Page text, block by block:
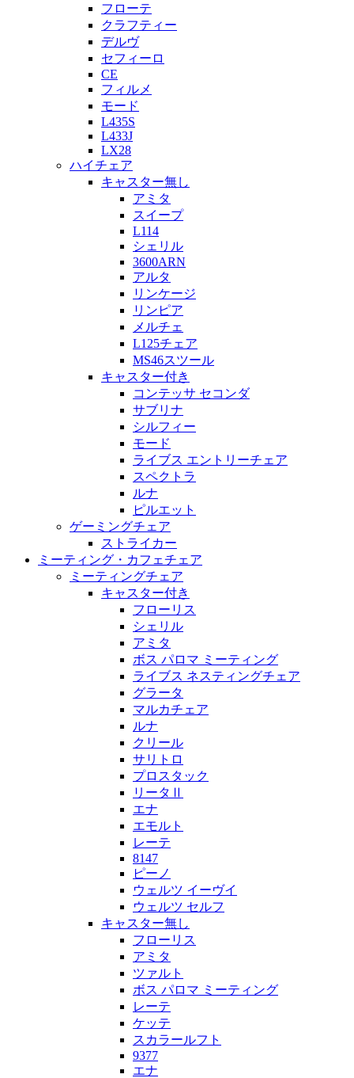
フローテ
クラフティー
デルヴ
セフィーロ
CE
フィルメ
モード
L435S
L433J
LX28
ハイチェア
キャスター無し
アミタ
スイープ
L114
シェリル
3600ARN
アルタ
リンケージ
リンピア
メルチェ
L125チェア
MS46スツール
キャスター付き
コンテッサ セコンダ
サブリナ
シルフィー
モード
ライブス エントリーチェア
スペクトラ
ルナ
ピルエット
ゲーミングチェア
ストライカー
ミーティング・カフェチェア
ミーティングチェア
キャスター付き
フローリス
シェリル
アミタ
ボス パロマ ミーティング
ライブス ネスティングチェア
グラータ
マルカチェア
ルナ
クリール
サリトロ
プロスタック
リータⅡ
エナ
エモルト
レーテ
8147
ピーノ
ウェルツ イーヴイ
ウェルツ セルフ
キャスター無し
フローリス
アミタ
ツァルト
ボス パロマ ミーティング
レーテ
ケッテ
スカラールフト
9377
エナ